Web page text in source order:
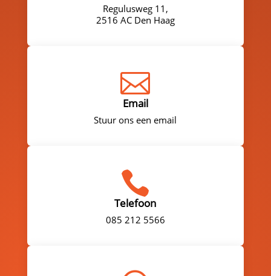
Regulusweg 11,
2516 AC Den Haag

Email
Stuur ons een email

Telefoon
085 212 5566